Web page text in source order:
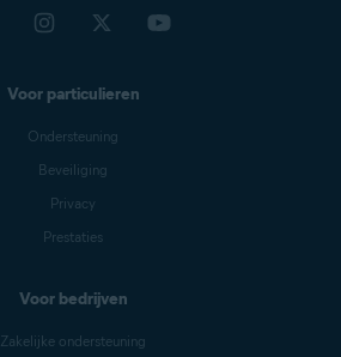
Voor particulieren
Ondersteuning
Beveiliging
Privacy
Prestaties
Voor bedrijven
Zakelijke ondersteuning